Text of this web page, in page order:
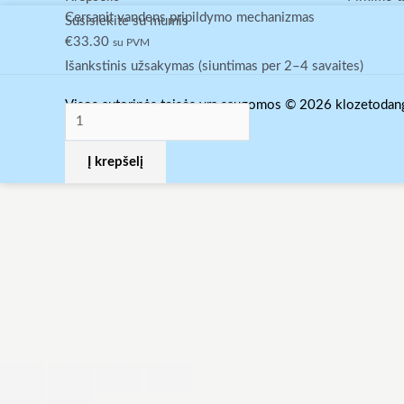
Susisiekite su mumis
Visos autorinės teisės yra saugomos © 2026
Cersanit vandens pripildymo mechanizmas
€33.30 su PVM
Išankstinis užsakymas (siuntimas per 2–4 savaites)
produkto
kiekis:
Cersanit
pripildymo
mechanizmas
Į krepšelį